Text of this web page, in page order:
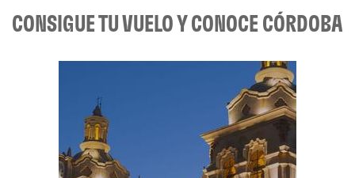
CONSIGUE TU VUELO Y CONOCE CÓRDOBA